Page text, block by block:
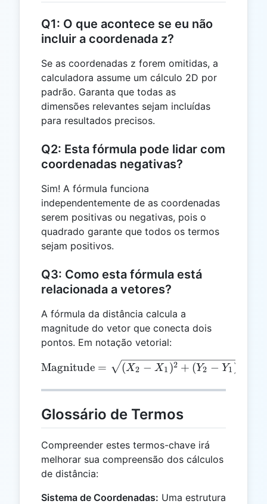
Q1: O que acontece se eu não
incluir a coordenada z?
Se as coordenadas z forem omitidas, a
calculadora assume um cálculo 2D por
padrão. Garanta que todas as
dimensões relevantes sejam incluídas
para resultados precisos.
Q2: Esta fórmula pode lidar com
coordenadas negativas?
Sim! A fórmula funciona
independentemente de as coordenadas
serem positivas ou negativas, pois o
quadrado garante que todos os termos
sejam positivos.
Q3: Como esta fórmula está
relacionada a vetores?
A fórmula da distância calcula a
magnitude do vetor que conecta dois
pontos. Em notação vetorial:
\text{Magnitude} =
Magnitude = (X2 − X1 )2 + (Y2 − Y1 )
Glossário de Termos
Compreender estes termos-chave irá
melhorar sua compreensão dos cálculos
de distância:
Sistema de Coordenadas: Uma estrutura